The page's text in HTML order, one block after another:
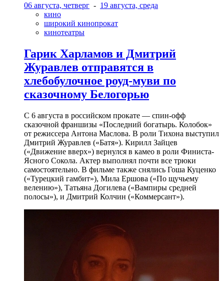
06 августа, четверг - 19 августа, среда
кино
широкий кинопрокат
кинотеатры
Гарик Харламов и Дмитрий
Журавлев отправятся в
хлебобулочное роуд-муви по
сказочному Белогорью
С 6 августа в российском прокате — спин-офф
сказочной франшизы «Последний богатырь. Колобок»
от режиссера Антона Маслова. В роли Тихона выступил
Дмитрий Журавлев («Батя»). Кирилл Зайцев
(«Движение вверх») вернулся в камео в роли Финиста-
Ясного Сокола. Актер выполнял почти все трюки
самостоятельно. В фильме также снялись Гоша Куценко
(«Турецкий гамбит»), Мила Ершова («По щучьему
велению»), Татьяна Догилева («Вампиры средней
полосы»), и Дмитрий Колчин («Коммерсант»).